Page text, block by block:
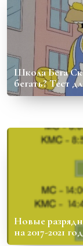
Школа Бега
бегать? Тест
Новые
на 2017-2021